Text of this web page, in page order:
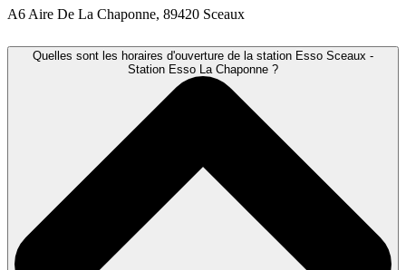
A6 Aire De La Chaponne, 89420 Sceaux
Quelles sont les horaires d'ouverture de la station Esso Sceaux -
Station Esso La Chaponne ?